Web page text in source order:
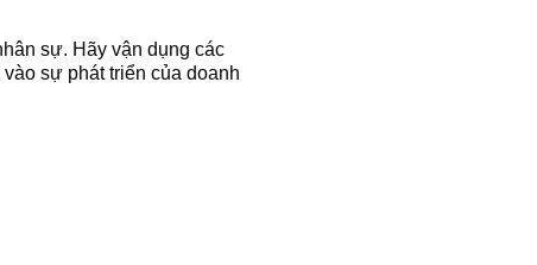
sự. Hãy vận dụng các
sự phát triển của doanh